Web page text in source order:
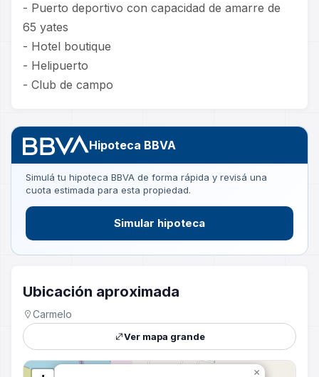
- Puerto deportivo con capacidad de amarre de
65 yates
- Hotel boutique
- Helipuerto
- Club de campo
Hipoteca BBVA
Simulá tu hipoteca BBVA de forma rápida y revisá una
cuota estimada para esta propiedad.
Simular hipoteca
Ubicación aproximada
Carmelo
Ver mapa grande
×